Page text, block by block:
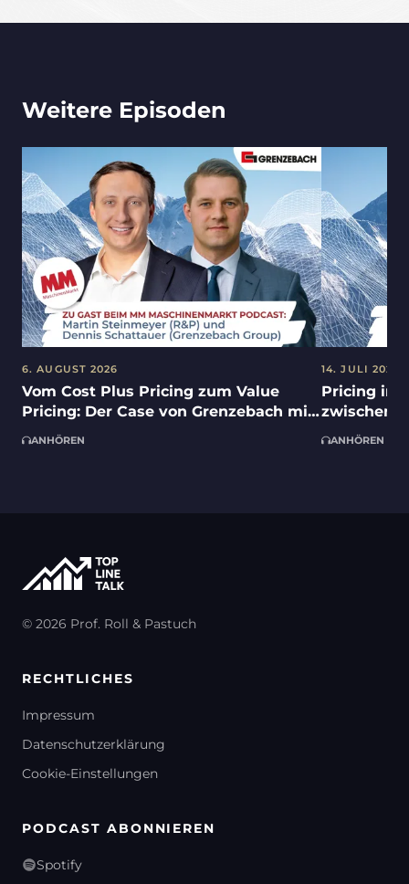
Weitere Episoden
6. AUGUST 2026
Vom Cost Plus Pricing zum Value
Pricing: Der Case von Grenzebach mit
Dennis Schattauer und Martin
ANHÖREN
14. JULI 2026
Pricing in
zwischen
ANHÖREN
© 2026 Prof. Roll & Pastuch
RECHTLICHES
Impressum
Datenschutzerklärung
Cookie-Einstellungen
PODCAST ABONNIEREN
Spotify